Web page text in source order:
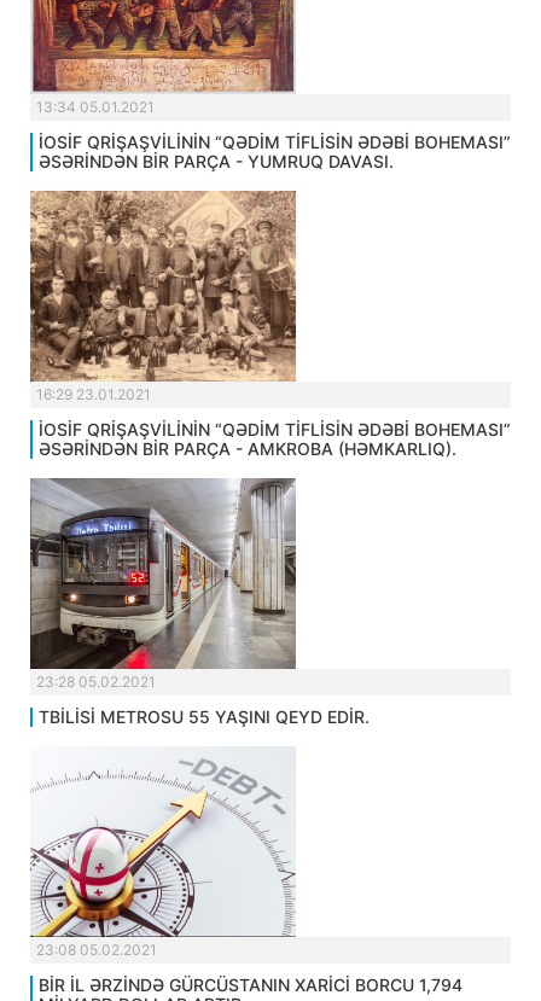
13:34 05.01.2021
İOSİF QRİŞAŞVİLİNİN “QƏDİM TİFLİSİN ƏDƏBİ BOHEMASI”
ƏSƏRİNDƏN BİR PARÇA - YUMRUQ DAVASI.
16:29 23.01.2021
İOSİF QRİŞAŞVİLİNİN “QƏDİM TİFLİSİN ƏDƏBİ BOHEMASI”
ƏSƏRİNDƏN BİR PARÇA - AMKROBA (HƏMKARLIQ).
23:28 05.02.2021
TBİLİSİ METROSU 55 YAŞINI QEYD EDİR.
23:08 05.02.2021
BİR İL ƏRZİNDƏ GÜRCÜSTANIN XARİCİ BORCU 1,794